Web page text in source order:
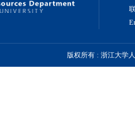
版权所有 : 浙江大